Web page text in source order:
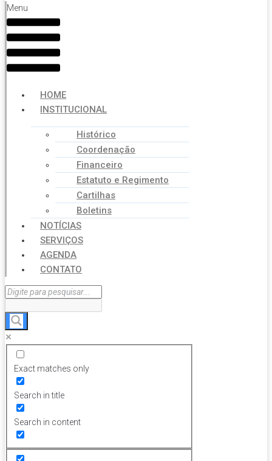
Menu
HOME
INSTITUCIONAL
Histórico
Coordenação
Financeiro
Estatuto e Regimento
Cartilhas
Boletins
NOTÍCIAS
SERVIÇOS
AGENDA
CONTATO
Exact matches only
Search in title
Search in content